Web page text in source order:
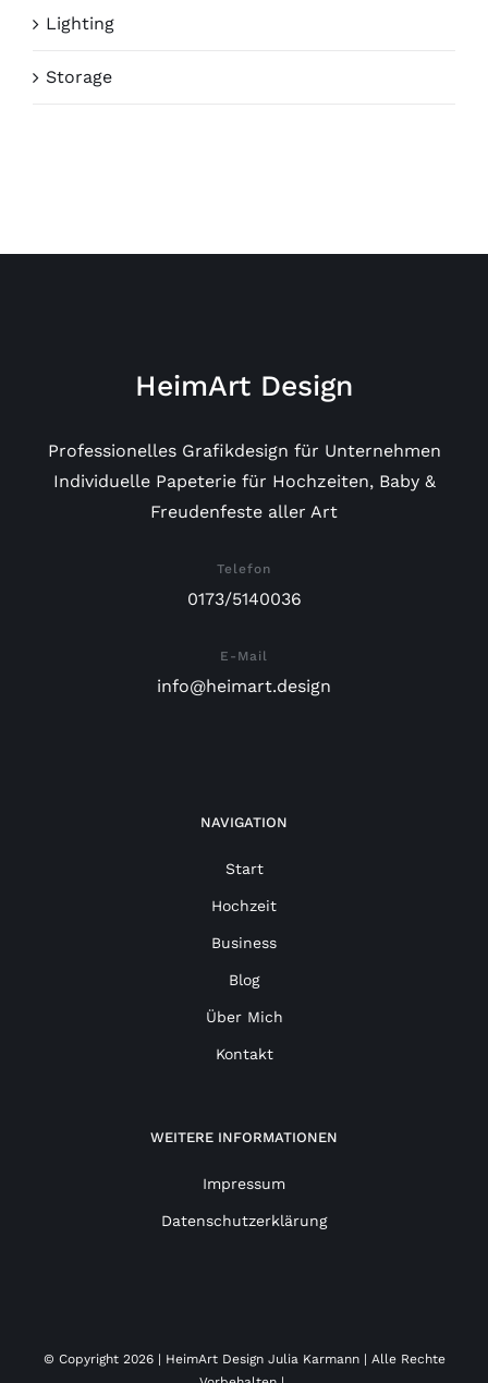
Lighting
Storage
HeimArt Design
Professionelles Grafikdesign für Unternehmen
Individuelle Papeterie für Hochzeiten, Baby &
Freudenfeste aller Art
Telefon
0173/5140036
E-Mail
info@heimart.design
NAVIGATION
Start
Hochzeit
Business
Blog
Über Mich
Kontakt
WEITERE INFORMATIONEN
Impressum
Datenschutzerklärung
© Copyright 2026 | HeimArt Design Julia Karmann | Alle Rechte